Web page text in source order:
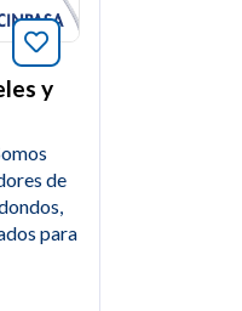
Añade a favoritos
y
de
para